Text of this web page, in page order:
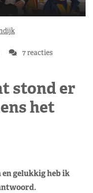
7 reacties
stond er
het
gelukkig heb ik